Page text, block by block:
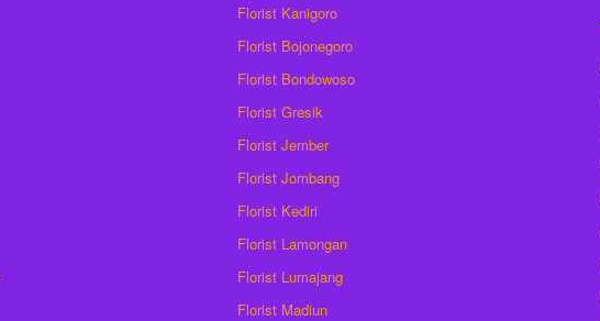
Florist Kanigoro
Florist Bojonegoro
Florist Bondowoso
Florist Gresik
Florist Jember
Florist Jombang
Florist Kediri
Florist Lamongan
Florist Lumajang
Florist Madiun